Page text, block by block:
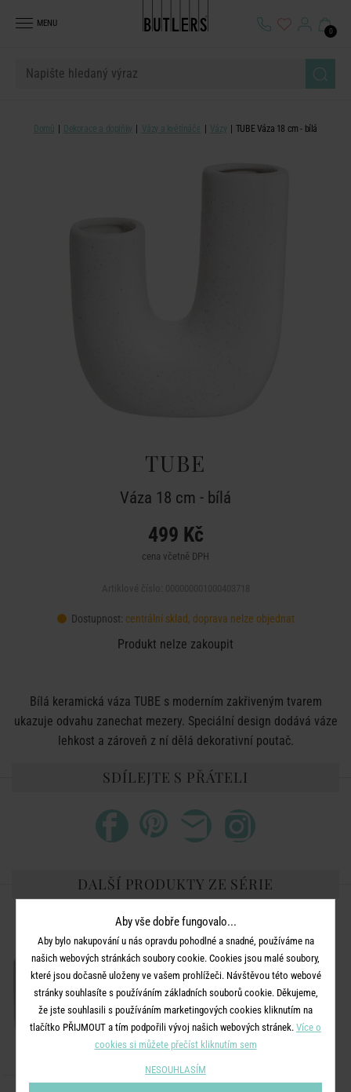
MENU
0
Domů Dekorace a doplňky Vázy a květináče Vázy TUBE Váza 18 cm - bílá
TUBE
Váza 18 cm - bílá
499 Kč
cena včetně DPH
Dostupnost: centrální sklad, doprava nelze objednat
Produkt nelze zakoupit
Bílá keramická váza TUBE s moderním zakřiveným tvarem
ukazuje odvahu zanechat mezery. Speciální design dodává váze
lehkost a zároveň z ní dělá dekorativní poutač.
SDÍLEJTE S PŘÁTELI
DALŠÍ PRODUKTY ZE SÉRIE
-50%
Aby vše dobře fungovalo...
Aby bylo nakupování u nás opravdu pohodlné a snadné, používáme na
našich webových stránkách soubory cookie. Cookies jsou malé soubory,
které jsou dočasně uloženy ve vašem prohlížeči. Návštěvou této webové
stránky souhlasíte s používáním základních souborů cookie. Děkujeme,
že jste souhlasili s používáním marketingových cookies kliknutím na
tlačítko PŘIJMOUT a tím podpořili vývoj našich webových stránek. Více o
cookies si můžete přečíst kliknutím sem
NESOUHLASÍM